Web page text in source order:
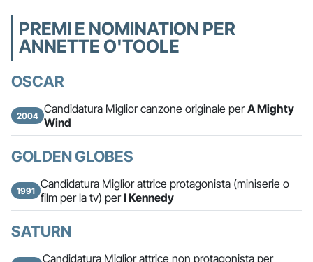
PREMI E NOMINATION PER
ANNETTE O'TOOLE
OSCAR
2004 Candidatura Miglior canzone originale perA Mighty
Wind
GOLDEN GLOBES
1991 Candidatura Miglior attrice protagonista (miniserie o
film per la tv) perI Kennedy
SATURN
Candidatura Miglior attrice non protagonista per